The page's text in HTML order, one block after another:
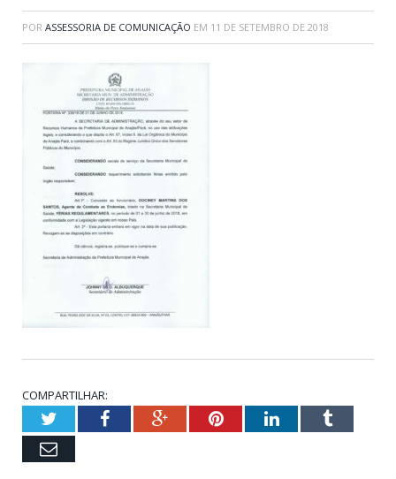
POR ASSESSORIA DE COMUNICAÇÃO EM 11 DE SETEMBRO DE 2018
COMPARTILHAR:
TwitterFacebookGoogle+PinterestLinkedInTumblr
Email